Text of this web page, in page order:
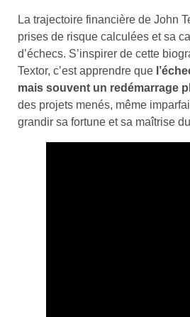
La trajectoire financière de John
prises de risque calculées et sa
d’échecs. S’inspirer de cette
Textor, c’est apprendre que
mais souvent un redémarrage
des projets menés, même
grandir sa fortune et sa maîtrise